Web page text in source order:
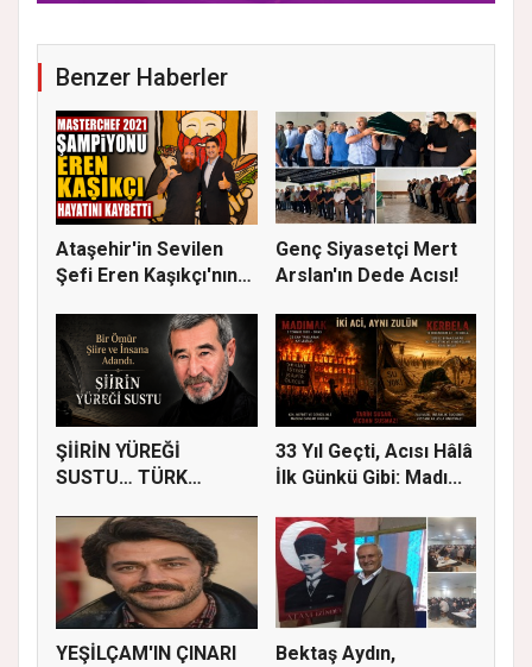
Benzer Haberler
Ataşehir'in Sevilen
Şefi Eren Kaşıkçı'nın
Genç Siyasetçi Mert
Arslan'ın Dede Acısı!
ŞİİRİN YÜREĞİ
SUSTU… TÜRK
TEL...
33 Yıl Geçti, Acısı Hâlâ
İlk Günkü Gibi: Madı...
YEŞİLÇAM'IN ÇINARI
Bektaş Aydın,